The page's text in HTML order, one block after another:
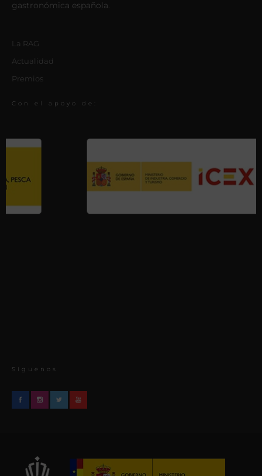
gastronómica española.
La RAG
Actualidad
Premios
Con el apoyo de:
Síguenos